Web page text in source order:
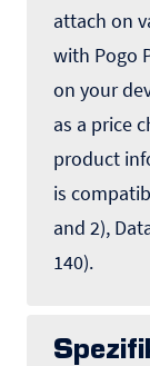
attach on
with Pogo
on your
as a price
product
is
and 2),
140).